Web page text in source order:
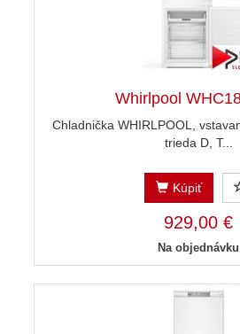
Whirlpool
Chladnička WHIRLPOOL,
trieda D, T...
Kúpiť
929,00 €
Na objednávku